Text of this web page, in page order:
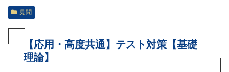
見聞
【応用・高度共通】テスト対策【基礎
理論】